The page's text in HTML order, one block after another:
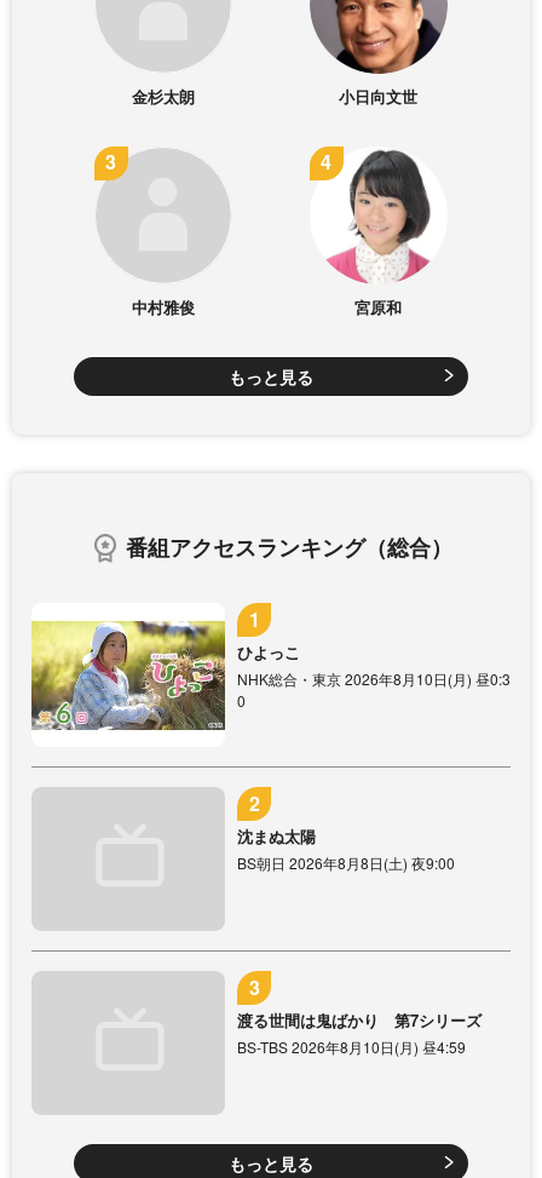
金杉太朗 小日向文世
中村雅俊 宮原和
もっと見る
番組アクセスランキング（総合）
ひよっこ
NHK総合・東京 2026年8月10日(月) 昼0:3
0
沈まぬ太陽
BS朝日 2026年8月8日(土) 夜9:00
渡る世間は鬼ばかり 第7シリーズ
BS-TBS 2026年8月10日(月) 昼4:59
もっと見る